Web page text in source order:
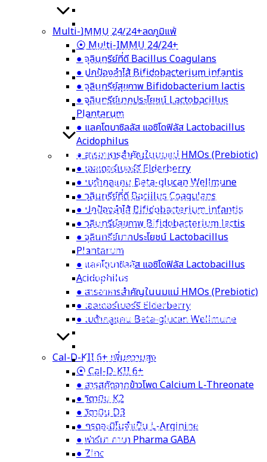
● เกราะป้องกันสุขภาพ Lactobacillus
Rhamnosus
● บิฟิโดแบคทีเรียม เบรเว Bifidobacterium
Breve
● จุลินทรีย์มากประโยชน์ Lactobacillus
Plantarum
● โพรไบโอติก Lactobacillus Gasseri
● กรดอะมิโนจากธรรมชาติ SunTheanine
Multi-IMMU 24/24+ลดภูมิแพ้
⦿ Multi-IMMU 24/24+
● จุลินทรีย์ที่ดี Bacillus Coagulans
● ปกป้องลำไส้ Bifidobacterium infantis
● จุลินทรีย์สุขภาพ Bifidobacterium lactis
● จุลินทรีย์มากประโยชน์ Lactobacillus
Plantarum
● แลคโตบาซิลลัส แอซิโดฟิลัส Lactobacillus
Acidophilus
● สารอาหารสำคัญในนมแม่ HMOs
(Prebiotic)
● เอลเดอร์เบอร์รี Elderberry
● เบต้ากลูแคน Beta-glucan Wellmune
● จุลินทรีย์สุขภาพ Bifidobacterium lactis
● จุลินทรีย์มากประโยชน์ Lactobacillus
Plantarum
● แลคโตบาซิลลัส แอซิโดฟิลัส Lactobacillus
Acidophilus
● สารอาหารสำคัญในนมแม่ HMOs
(Prebiotic)
● เอลเดอร์เบอร์รี Elderberry
Multi-IMMU 24/24+ลดภูมิแพ้
⦿ Multi-IMMU 24/24+
● จุลินทรีย์ที่ดี Bacillus Coagulans
● ปกป้องลำไส้ Bifidobacterium infantis
● จุลินทรีย์สุขภาพ Bifidobacterium lactis
● จุลินทรีย์มากประโยชน์ Lactobacillus
Plantarum
● แลคโตบาซิลลัส แอซิโดฟิลัส Lactobacillus
Acidophilus
● สารอาหารสำคัญในนมแม่ HMOs (Prebiotic)
● เอลเดอร์เบอร์รี Elderberry
● เบต้ากลูแคน Beta-glucan Wellmune
● จุลินทรีย์ที่ดี Bacillus Coagulans
● ปกป้องลำไส้ Bifidobacterium infantis
● จุลินทรีย์สุขภาพ Bifidobacterium lactis
● จุลินทรีย์มากประโยชน์ Lactobacillus
Plantarum
● แลคโตบาซิลลัส แอซิโดฟิลัส Lactobacillus
Acidophilus
● สารอาหารสำคัญในนมแม่ HMOs (Prebiotic)
● เอลเดอร์เบอร์รี Elderberry
● เบต้ากลูแคน Beta-glucan Wellmune
Cal-D-KII 6+ เพิ่มความสูง
⦿ Cal-D-KII 6+
● สารสกัดจากข้าวโพด Calcium L-Threonate
● วิตามิน K2
● วิตามิน D3
● กรดอะมิโนจำเป็น L-Arginine
● ฟาร์มา กาบา Pharma GABA
● Zinc